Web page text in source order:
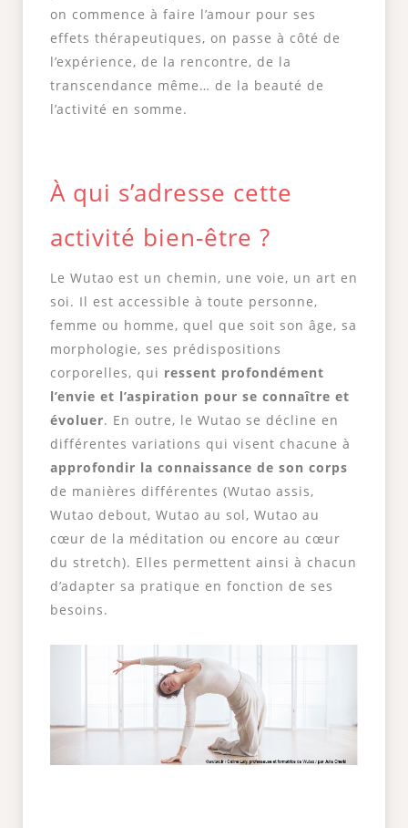
on commence à faire l’amour pour ses
effets thérapeutiques, on passe à côté de
l’expérience, de la rencontre, de la
transcendance même… de la beauté de
l’activité en somme.
À qui s’adresse cette
activité bien-être ?
Le Wutao est un chemin, une voie, un art en
soi. Il est accessible à toute personne,
femme ou homme, quel que soit son âge, sa
morphologie, ses prédispositions
corporelles, qui ressent profondément
l’envie et l’aspiration pour se connaître et
évoluer. En outre, le Wutao se décline en
différentes variations qui visent chacune à
approfondir la connaissance de son corps
de manières différentes (Wutao assis,
Wutao debout, Wutao au sol, Wutao au
cœur de la méditation ou encore au cœur
du stretch). Elles permettent ainsi à chacun
d’adapter sa pratique en fonction de ses
besoins.